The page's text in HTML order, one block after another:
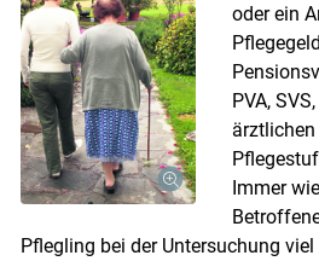
oder ein
PVA,
Immer
Pflegling bei der Untersuchung